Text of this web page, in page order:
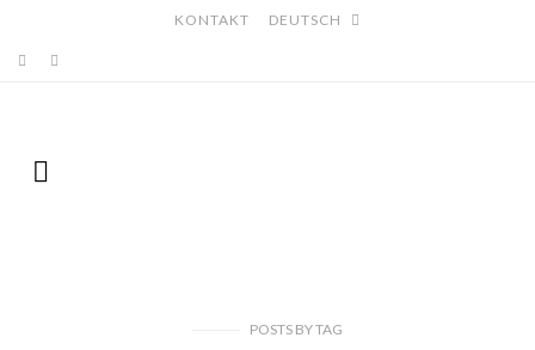
KONTAKT DEUTSCH
POSTS BYTAG